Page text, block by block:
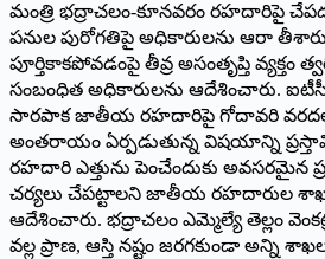
మంత్రి భద్రాచలం-కూనవరం రహదారిపై
పనుల పురోగతిపై అధికారులను ఆరా
పూర్తికాకపోవడంపై తీవ్ర అసంతృప్తి
సంబంధిత అధికారులను ఆదేశించారు.
సారపాక జాతీయ రహదారిపై గోదావరి
అంతరాయం ఏర్పడుతున్న విషయాన్ని
రహదారి ఎత్తును పెంచేందుకు అవసరమైన
చర్యలు చేపట్టాలని జాతీయ రహదారుల శాఖ
ఆదేశించారు. భద్రాచలం ఎమ్మెల్యే తెల్లం
వల్ల ప్రాణ, ఆస్తి నష్టం జరగకుండా అన్ని